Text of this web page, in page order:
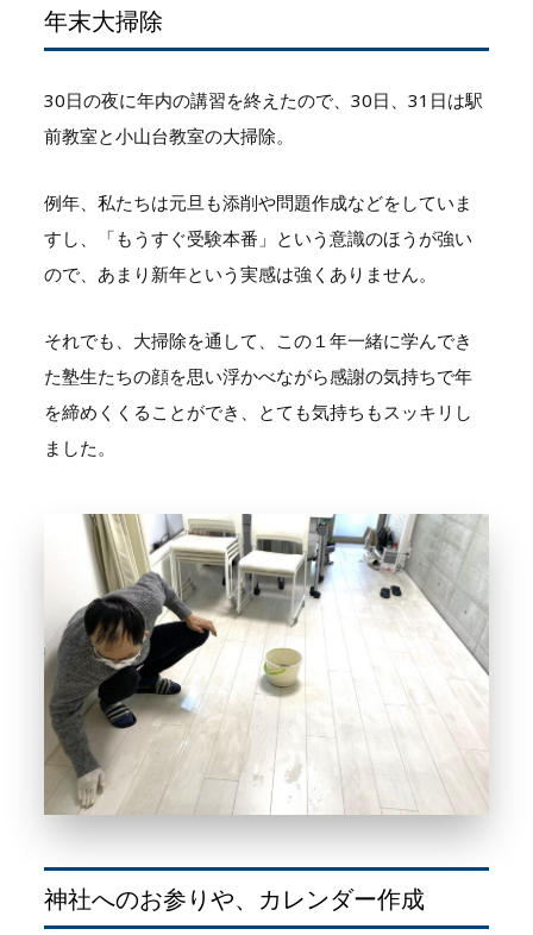
年末大掃除
30日の夜に年内の講習を終えたので、30日、31日は駅
前教室と小山台教室の大掃除。
例年、私たちは元旦も添削や問題作成などをしていま
すし、「もうすぐ受験本番」という意識のほうが強い
ので、あまり新年という実感は強くありません。
それでも、大掃除を通して、この１年一緒に学んでき
た塾生たちの顔を思い浮かべながら感謝の気持ちで年
を締めくくることができ、とても気持ちもスッキリし
ました。
神社へのお参りや、カレンダー作成